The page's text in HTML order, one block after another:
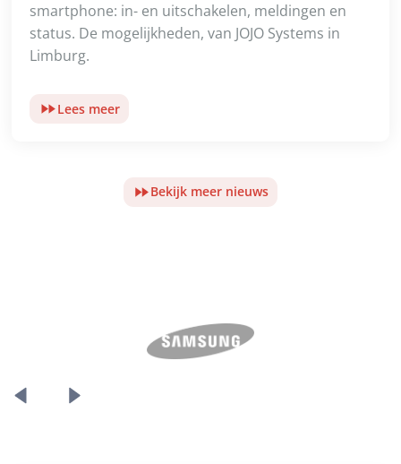
smartphone: in- en uitschakelen, meldingen en
status. De mogelijkheden, van JOJO Systems in
Limburg.
Lees meer
Bekijk meer nieuws